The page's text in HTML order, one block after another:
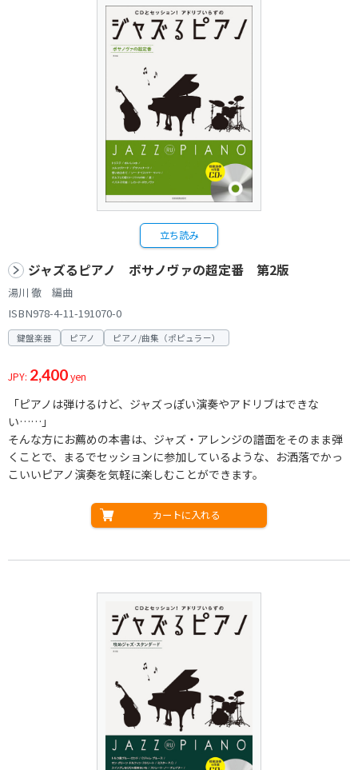
立ち読み
ジャズるピアノ ボサノヴァの超定番 第2版
湯川 徹 編曲
ISBN978-4-11-191070-0
鍵盤楽器 ピアノ ピアノ/曲集（ポピュラー）
JPY: 2,400yen
「ピアノは弾けるけど、ジャズっぽい演奏やアドリブはできな
い……」
そんな方にお薦めの本書は、ジャズ・アレンジの譜面をそのまま弾
くことで、まるでセッションに参加しているような、お洒落でかっ
こいいピアノ演奏を気軽に楽しむことができます。
カートに入れる